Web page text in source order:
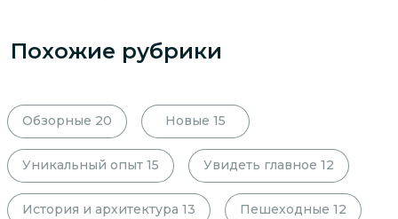
Похожие рубрики
Обзорные 20 Новые 15
Уникальный опыт 15 Увидеть главное 12
История и архитектура 13 Пешеходные 12